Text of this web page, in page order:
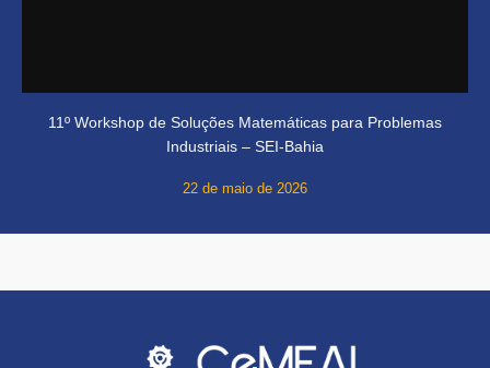
11º Workshop de Soluções Matemáticas para Problemas
Industriais – SEI-Bahia
22 de maio de 2026